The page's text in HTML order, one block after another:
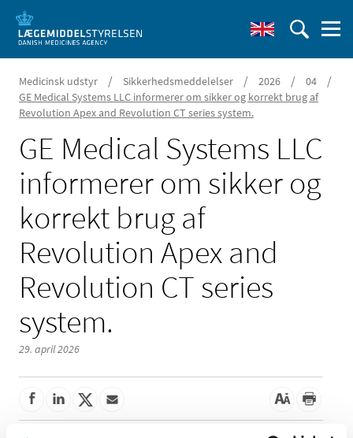
Medicinsk udstyr / Sikkerhedsmeddelelser / 2026 / 04 /
GE Medical Systems LLC informerer om sikker og korrekt brug af
Revolution Apex and Revolution CT series system.
GE Medical Systems LLC
informerer om sikker og
korrekt brug af
Revolution Apex and
Revolution CT series
system.
29. april 2026